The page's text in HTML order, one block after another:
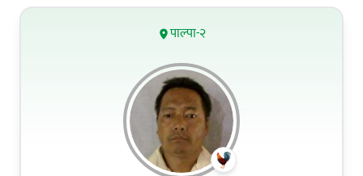
पाल्पा-२